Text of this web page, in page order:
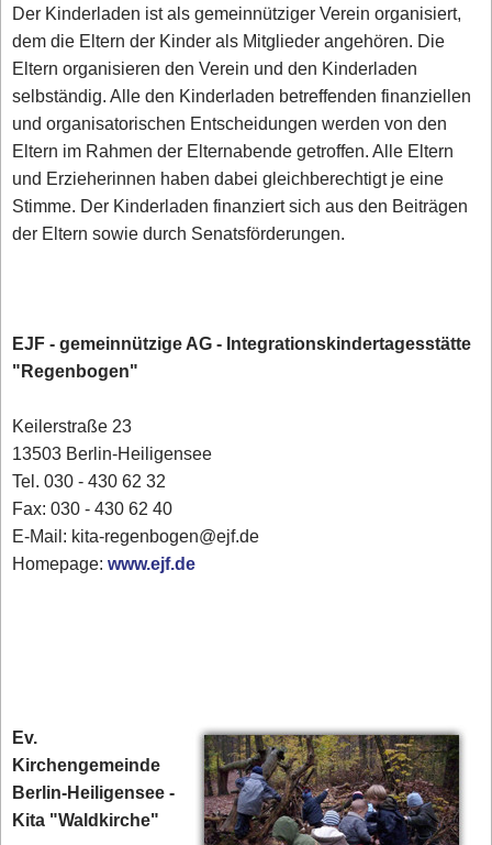
Der Kinderladen ist als gemeinnütziger Verein organisiert,
dem die Eltern der Kinder als Mitglieder angehören. Die
Eltern organisieren den Verein und den Kinderladen
selbständig. Alle den Kinderladen betreffenden finanziellen
und organisatorischen Entscheidungen werden von den
Eltern im Rahmen der Elternabende getroffen. Alle Eltern
und Erzieherinnen haben dabei gleichberechtigt je eine
Stimme. Der Kinderladen finanziert sich aus den Beiträgen
der Eltern sowie durch Senatsförderungen.
EJF - gemeinnützige AG - Integrationskindertagesstätte
"Regenbogen"
Keilerstraße 23
13503 Berlin-Heiligensee
Tel. 030 - 430 62 32
Fax: 030 - 430 62 40
E-Mail: kita-regenbogen@ejf.de
Homepage:www.ejf.de
Ev.
Kirchengemeinde
Berlin-Heiligensee -
Kita "Waldkirche"